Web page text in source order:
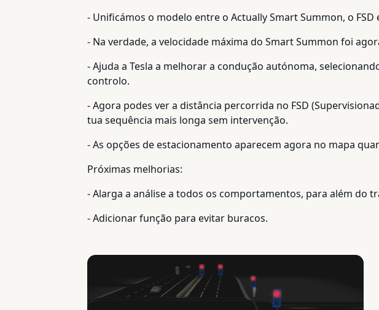
- Unificámos o modelo entre o Actually Smart Summon, o
- Na verdade, a velocidade máxima do Smart Summon foi
- Ajuda a Tesla a melhorar a condução autónoma,
controlo.
- Agora podes ver a distância percorrida no FSD
tua sequência mais longa sem intervenção.
- As opções de estacionamento aparecem agora no mapa
Próximas melhorias:
- Alarga a análise a todos os comportamentos, para além do
- Adicionar função para evitar buracos.